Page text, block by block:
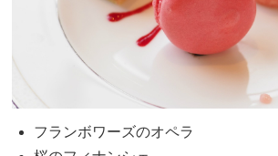
フランボワーズのオペラ